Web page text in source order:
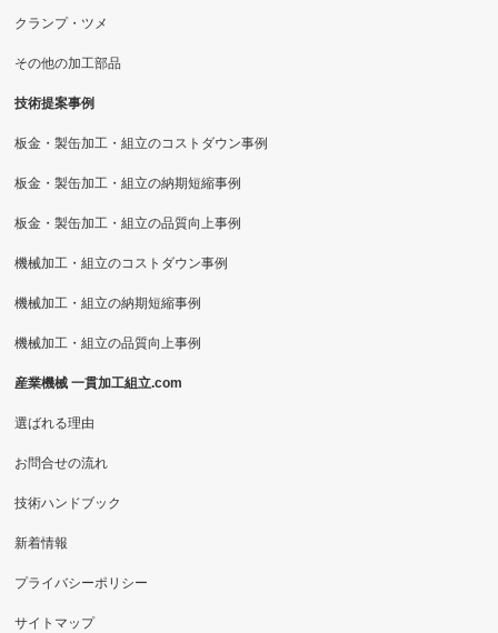
クランプ・ツメ
その他の加工部品
技術提案事例
板金・製缶加工・組立のコストダウン事例
板金・製缶加工・組立の納期短縮事例
板金・製缶加工・組立の品質向上事例
機械加工・組立のコストダウン事例
機械加工・組立の納期短縮事例
機械加工・組立の品質向上事例
産業機械 一貫加工組立.com
選ばれる理由
お問合せの流れ
技術ハンドブック
新着情報
プライバシーポリシー
サイトマップ